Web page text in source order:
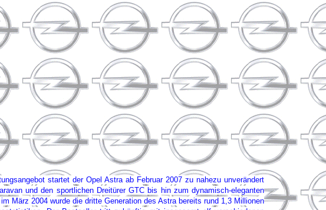
startet der Opel Astra ab Februar 2007 zu nahezu unverändert
und den sportlichen Dreitürer GTC bis hin zum dynamisch-eleganten
März 2004 wurde die dritte Generation des Astra bereits rund 1,3 Millionen